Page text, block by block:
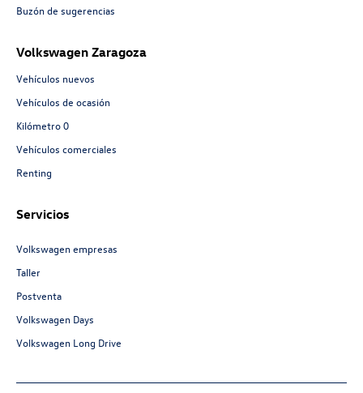
Buzón de sugerencias
Volkswagen Zaragoza
Vehículos nuevos
Vehículos de ocasión
Kilómetro 0
Vehículos comerciales
Renting
Servicios
Volkswagen empresas
Taller
Postventa
Volkswagen Days
Volkswagen Long Drive